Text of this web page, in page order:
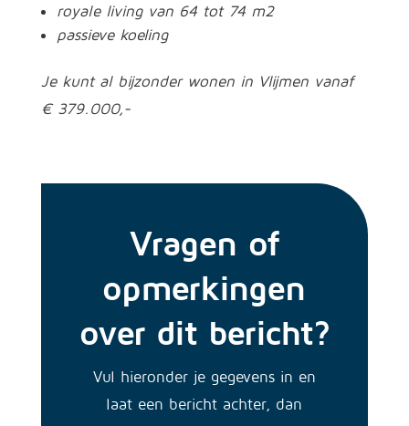
royale living van 64 tot 74 m2
passieve koeling
Je kunt al bijzonder wonen in Vlijmen vanaf
€ 379.000,-
Vragen of
opmerkingen
over dit bericht?
Vul hieronder je gegevens in en
laat een bericht achter, dan